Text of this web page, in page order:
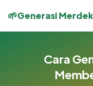
🌱Generasi
Cara